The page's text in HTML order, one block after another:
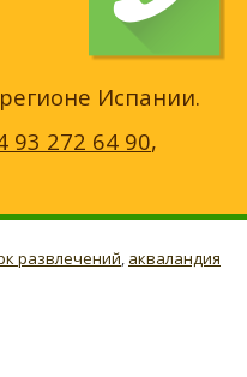
Испании.
93 272 64 90,
развлечений акваландия